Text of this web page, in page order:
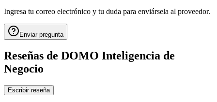
Ingresa tu correo electrónico y tu duda para enviársela al proveedor.
Enviar pregunta
Reseñas de DOMO Inteligencia de
Negocio
Escribir reseña